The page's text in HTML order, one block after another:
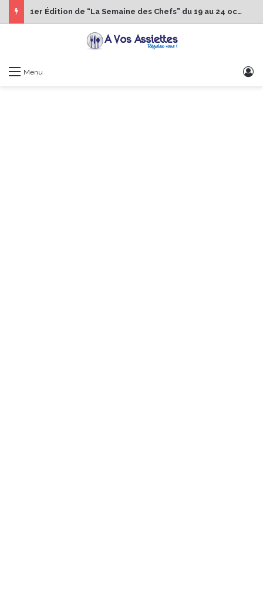
1er Édition de “La Semaine des Chefs” du 19 au 24 octobre 2026
Menu